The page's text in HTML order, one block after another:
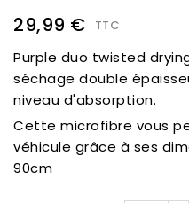
29,99 €
TTC
Purple duo twisted
séchage double
niveau d'absorption.
Cette microfibre vous
véhicule grâce à ses
90cm